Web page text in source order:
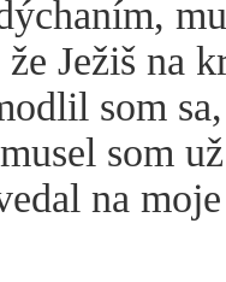
Ježiš na
som
som
na